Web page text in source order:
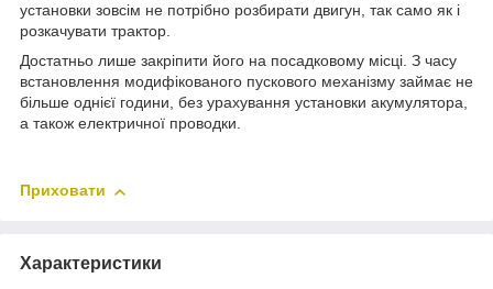
установки зовсім не потрібно розбирати двигун, так само як і
розкачувати трактор.
Достатньо лише закріпити його на посадковому місці. З часу
встановлення модифікованого пускового механізму займає не
більше однієї години, без урахування установки акумулятора,
а також електричної проводки.
Приховати
Характеристики